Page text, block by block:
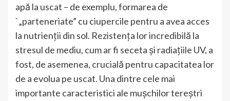
apă la uscat – de exemplu, formarea de
`„parteneriate” cu ciupercile pentru a avea acces
la nutrienții din sol. Rezistența lor incredibilă la
stresul de mediu, cum ar fi seceta și radiațiile UV, a
fost, de asemenea, crucială pentru capacitatea lor
de a evolua pe uscat. Una dintre cele mai
importante caracteristici ale mușchilor tereștri